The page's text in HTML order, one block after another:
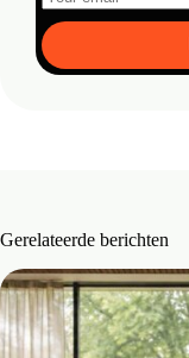
Gerelateerde berichten